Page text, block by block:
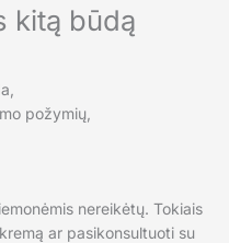
kitą būdą
požymių,
nereikėtų. Tokiais
ar pasikonsultuoti su